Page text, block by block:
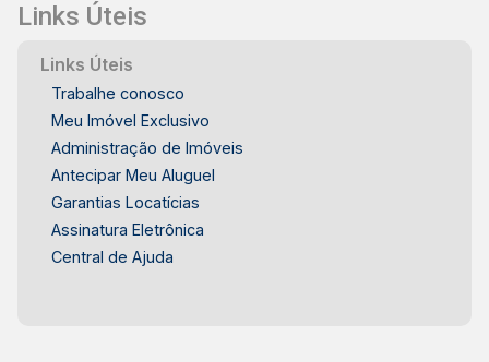
Links Úteis
Links Úteis
Trabalhe conosco
Meu Imóvel Exclusivo
Administração de Imóveis
Antecipar Meu Aluguel
Garantias Locatícias
Assinatura Eletrônica
Central de Ajuda